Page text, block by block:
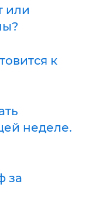
или
к
неделе.
за